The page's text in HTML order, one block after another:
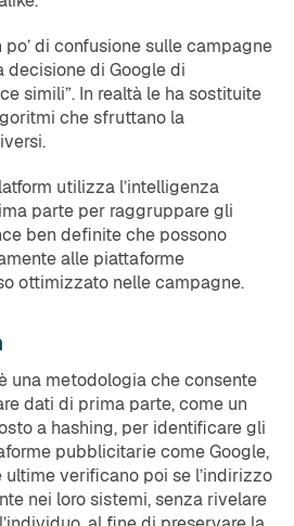
po’ di confusione sulle campagne
decisione di Google di
simili”. In realtà le ha sostituite
che sfruttano la
utilizza l’intelligenza
parte per raggruppare gli
ben definite che possono
alle piattaforme
ottimizzato nelle campagne.
una metodologia che consente
dati di prima parte, come un
a hashing, per identificare gli
pubblicitarie come Google,
ultime verificano poi se l’indirizzo
nei loro sistemi, senza rivelare